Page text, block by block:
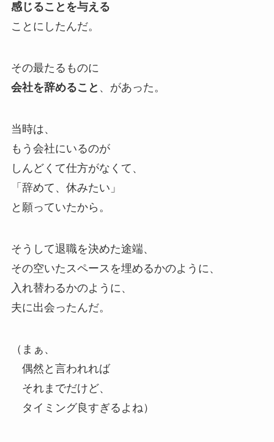
感じることを与える
ことにしたんだ。
その最たるものに
会社を辞めること 、があった。
当時は、
もう会社にいるのが
しんどくて仕方がなくて、
「辞めて、休みたい」
と願っていたから。
そうして退職を決めた途端、
その空いたスペースを埋めるかのように、
入れ替わるかのように、
夫に出会ったんだ。
（まぁ、
偶然と言われれば
それまでだけど、
タイミング良すぎるよね）